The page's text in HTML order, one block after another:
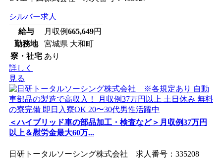
シルバー求人
給与
月収例665,649円
勤務地
宮城県 大和町
寮・社宅 あり
詳しく
見る
＜ハイブリッド車の部品加工・検査など＞月収例37万円
以上＆慰労金最大60万...
日研トータルソーシング株式会社 求人番号：335208